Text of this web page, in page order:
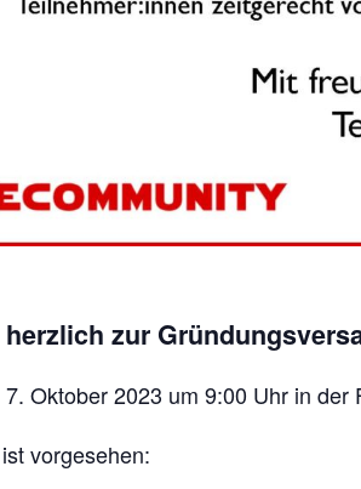
zur
Oktober 2023 um 9:00 Uhr in
vorgesehen: